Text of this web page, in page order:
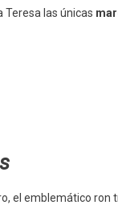
Teresa las únicas
el emblemático ron